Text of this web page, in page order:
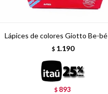
Lápices de colores Giotto Be-
$ 1.190
$ 893